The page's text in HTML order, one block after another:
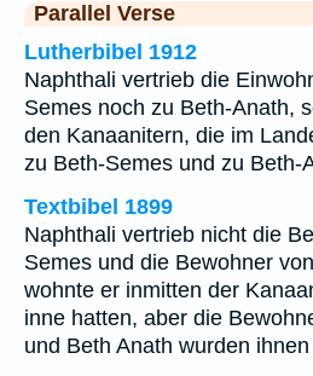
Parallel Verse
Lutherbibel 1912
Naphthali vertrieb die
Semes noch zu Beth-Anath,
den Kanaanitern, die im
zu Beth-Semes und zu Beth-
Textbibel 1899
Naphthali vertrieb nicht die
Semes und die Bewohner
wohnte er inmitten der
inne hatten, aber die
und Beth Anath wurden